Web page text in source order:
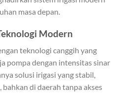
masa depan.
Modern
teknologi canggih yang
pompa dengan intensitas sinar
solusi irigasi yang stabil,
di daerah tanpa akses